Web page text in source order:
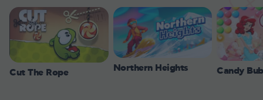
Cut The Rope Northern Heights Candy